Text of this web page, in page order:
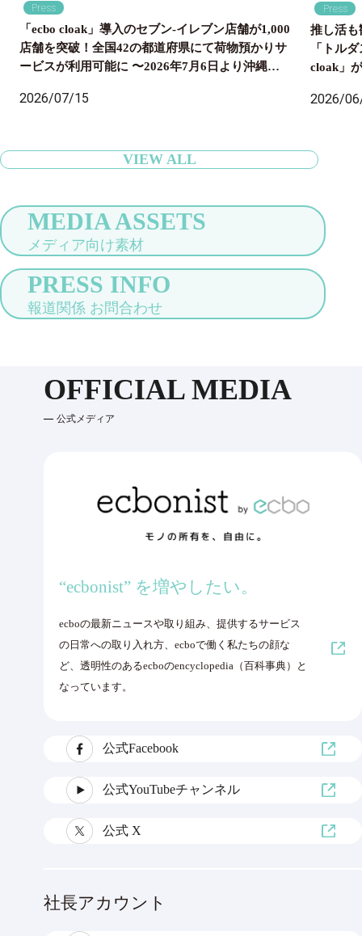
Press
「ecbo cloak」導入のセブン‐イレブン店舗が1,000
店舗を突破！全国42の都道府県にて荷物預かりサ
ービスが利用可能に 〜2026年7月6日より沖縄県
行者の身軽な旅をサポート〜
2026/07/15
Press
推し活
「トル
cloak」
2026/
VIEW ALL
MEDIA ASSETS
メディア向け素材
PRESS INFO
報道関係 お問合わせ
OFFICIAL MEDIA
公式メディア
“ecbonist” を増やしたい。
ecboの最新ニュースや取り組み、提供するサービス
の日常への取り入れ方、ecboで働く私たちの顔な
ど、透明性のあるecboのencyclopedia（百科事典）と
なっています。
公式Facebook
公式YouTubeチャンネル
公式 X
社長アカウント